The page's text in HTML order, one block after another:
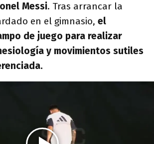
Messi. Tras arrancar la
en el gimnasio, el
de juego para realizar
y movimientos sutiles